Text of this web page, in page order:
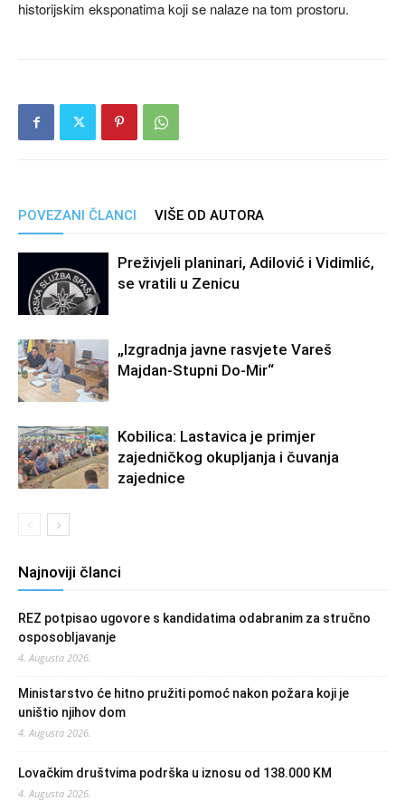
historijskim eksponatima koji se nalaze na tom prostoru.
POVEZANI ČLANCI VIŠE OD AUTORA
Preživjeli planinari, Adilović i Vidimlić,
se vratili u Zenicu
„Izgradnja javne rasvjete Vareš
Majdan-Stupni Do-Mir“
Kobilica: Lastavica je primjer
zajedničkog okupljanja i čuvanja
zajednice
Najnoviji članci
REZ potpisao ugovore s kandidatima odabranim za stručno
osposobljavanje
4. Augusta 2026.
Ministarstvo će hitno pružiti pomoć nakon požara koji je
uništio njihov dom
4. Augusta 2026.
Lovačkim društvima podrška u iznosu od 138.000 KM
4. Augusta 2026.